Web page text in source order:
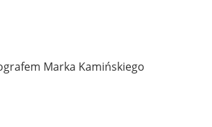
Marka Kamińskiego